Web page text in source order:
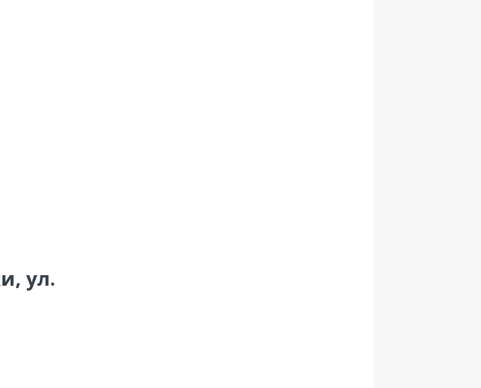
ул.